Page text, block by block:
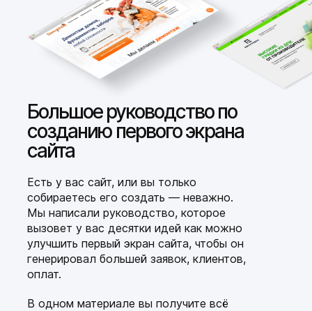
Большое руководство по
созданию первого экрана
сайта
Есть у вас сайт, или вы только
собираетесь его создать — неважно.
Мы написали руководство, которое
вызовет у вас десятки идей как можно
улучшить первый экран сайта, чтобы он
генерировал большей заявок, клиентов,
оплат.
В одном материале вы получите всё